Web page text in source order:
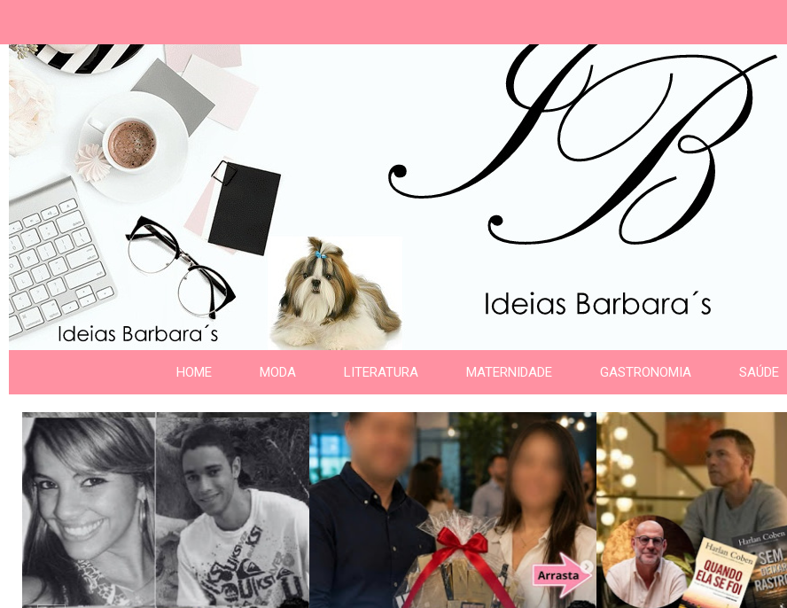
HOME MODA LITERATURA MATERNIDADE GASTRONOMIA SAÚDE